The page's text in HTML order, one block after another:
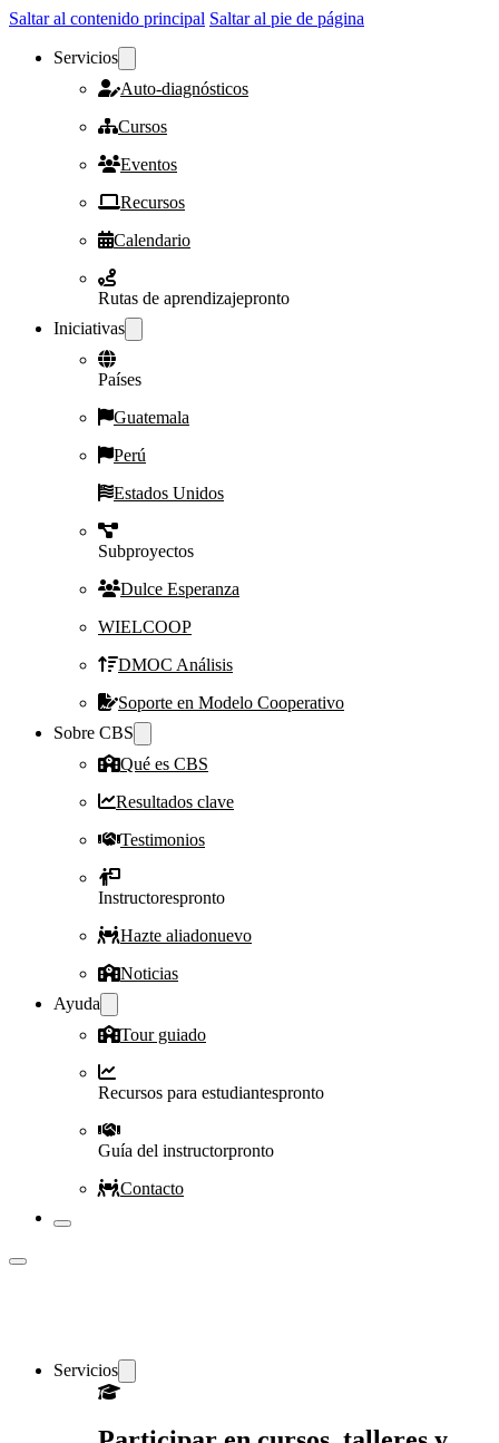
Saltar al contenido principal Saltar al pie de página
Servicios
Auto-diagnósticos
Cursos
Eventos
Recursos
Calendario
Rutas de aprendizajepronto
Iniciativas
Países
Guatemala
Perú
Estados Unidos
Subproyectos
Dulce Esperanza
WIELCOOP
DMOC Análisis
Soporte en Modelo Cooperativo
Sobre CBS
Qué es CBS
Resultados clave
Testimonios
Instructorespronto
Hazte aliadonuevo
Noticias
Ayuda
Tour guiado
Recursos para estudiantespronto
Guía del instructorpronto
Contacto
Servicios